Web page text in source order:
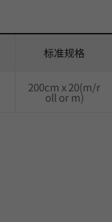
标准规格
200cm x 20(m/r
oll or m)